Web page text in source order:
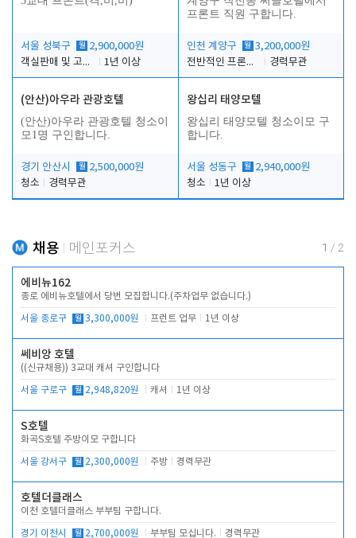
서울 성북구 월 2,900,000원
객실판매 및 고객응대
1년 이상
프론트 직원 구합니다.
인천 계양구 월 3,200,000원
전반적인 프론트 업무
경력무관
(안산)아우라 관광호텔
(안산)아우라 관광호텔 청소이
모1명 구인합니다.
경기 안산시 월 2,500,000원
청소
경력무관
왕십리 태양모텔
왕십리 태양모텔 청소이모 구
합니다.
서울 성동구 월 2,940,000원
청소
1년 이상
채용 메인포커스 1 / 2
에비뉴162
종로 에비뉴호텔에서 당번 모집합니다.(주차업무 없습니다.)
서울 종로구 월 3,300,000원 프런트 업무 1년 이상
쎄비앙 호텔
((신규채용)) 3교대 캐셔 구인합니다
서울 구로구 월 2,948,820원 캐셔 1년 이상
S호텔
화곡S호텔 주방이모 구합니다
서울 강서구 월 2,300,000원 주방 경력무관
호텔더클래스
이천 호텔더클래스 부부팀 구합니다.
경기 이천시 월 2,700,000원 부부팀 모십니다. 경력무관